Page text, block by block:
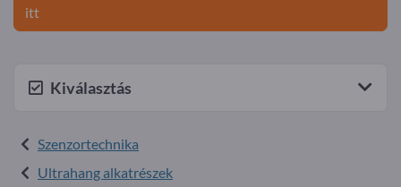
itt
Kiválasztás
Szenzortechnika
Ultrahang alkatrészek